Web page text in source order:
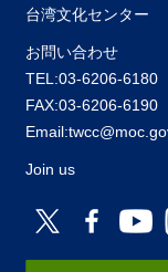
台湾文化センター
お問い合わせ
TEL:03-6206-6180
FAX:03-6206-6190
Join us